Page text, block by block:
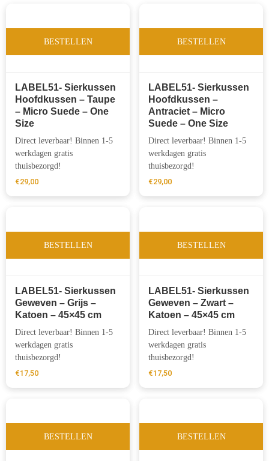
BESTELLEN
LABEL51- Sierkussen
Hoofdkussen – Taupe
– Micro Suede – One
Size
Direct leverbaar! Binnen 1-5
werkdagen gratis
thuisbezorgd!
€29,00
BESTELLEN
LABEL51- Sierkussen
Hoofdkussen –
Antraciet – Micro
Suede – One Size
Direct leverbaar! Binnen 1-5
werkdagen gratis
thuisbezorgd!
€29,00
BESTELLEN
LABEL51- Sierkussen
Geweven – Grijs –
Katoen – 45×45 cm
Direct leverbaar! Binnen 1-5
werkdagen gratis
thuisbezorgd!
€17,50
BESTELLEN
LABEL51- Sierkussen
Geweven – Zwart –
Katoen – 45×45 cm
Direct leverbaar! Binnen 1-5
werkdagen gratis
thuisbezorgd!
€17,50
BESTELLEN BESTELLEN